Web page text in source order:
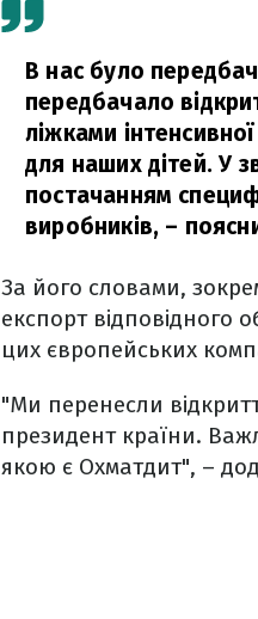
В нас було
передбачало
ліжками
для наших дітей. У
постачанням
виробників, –
За його словами,
експорт відповідного
цих європейських
"Ми перенесли
президент країни.
якою є Охматдит", –